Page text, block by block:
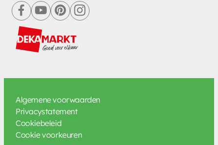
facebookyoutubepinterestinstagram
Algemene voorwaarden
Privacystatement
Cookiebeleid
Cookie voorkeuren